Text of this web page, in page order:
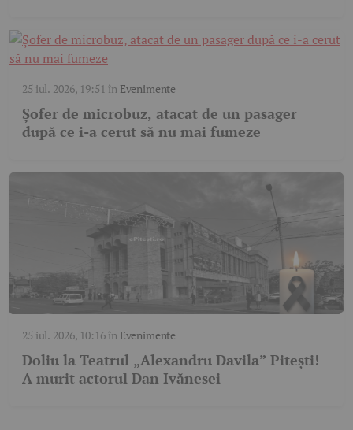
25 iul. 2026, 19:51 în Evenimente
Șofer de microbuz, atacat de un pasager
după ce i-a cerut să nu mai fumeze
25 iul. 2026, 10:16în Evenimente
Doliu la Teatrul „Alexandru Davila” Pitești!
A murit actorul Dan Ivănesei